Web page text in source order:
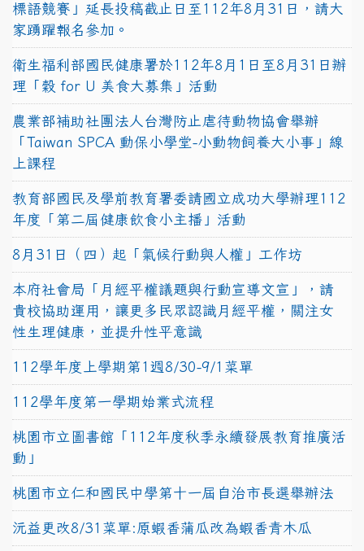
標語競賽」延長投稿截止日至112年8月31日，請大
家踴躍報名參加。
衛生福利部國民健康署於112年8月1日至8月31日辦
理「穀 for U 美食大募集」活動
農業部補助社團法人台灣防止虐待動物協會舉辦
「Taiwan SPCA 動保小學堂-小動物飼養大小事」線
上課程
教育部國民及學前教育署委請國立成功大學辦理112
年度「第二屆健康飲食小主播」活動
8月31日（四）起「氣候行動與人權」工作坊
本府社會局「月經平權議題與行動宣導文宣」，請
貴校協助運用，讓更多民眾認識月經平權，關注女
性生理健康，並提升性平意識
112學年度上學期第1週8/30-9/1菜單
112學年度第一學期始業式流程
桃園市立圖書館「112年度秋季永續發展教育推廣活
動」
桃園市立仁和國民中學第十一屆自治市長選舉辦法
沅益更改8/31菜單:原蝦香蒲瓜改為蝦香青木瓜